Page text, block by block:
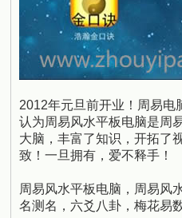
2012年元旦前开业！周易电
认为周易风水平板电脑是周
大脑，丰富了知识，开拓了
致！一旦拥有，爱不释手！
周易风水平板电脑，周易风
名测名，六爻八卦，梅花易